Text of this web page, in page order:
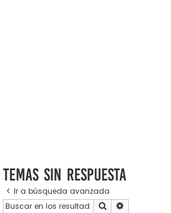
Temas sin respuesta
Ir a búsqueda avanzada
Buscar